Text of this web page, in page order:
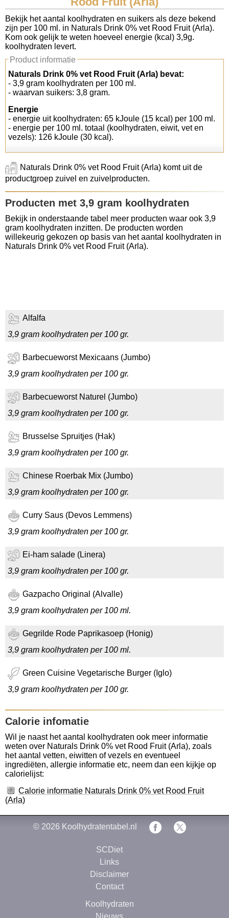
Koolhydraten tellen
Links
Bekijk het aantal koolhydraten en suikers als deze bekend
zijn per 100 ml. in Naturals Drink 0% vet Rood Fruit (Arla).
Kom ook gelijk te weten hoeveel energie (kcal) 3,9g.
koolhydraten levert.
Product informatie
Naturals Drink 0% vet Rood Fruit (Arla) bevat:
- 3,9 gram koolhydraten per 100 ml.
- waarvan suikers: 3,8 gram.
Energie
- energie uit koolhydraten: 65 kJoule (15 kcal) per 100 ml.
- energie per 100 ml. totaal (koolhydraten, eiwit, vet en
vezels): 126 kJoule (30 kcal).
Naturals Drink 0% vet Rood Fruit (Arla) komt uit de
productgroep zuivel en zuivelproducten.
Producten met 3,9 gram koolhydraten
Bekijk in onderstaande tabel meer producten waar ook 3,9
gram koolhydraten inzitten. De producten worden
willekeurig gekozen op basis van het aantal koolhydraten in
Naturals Drink 0% vet Rood Fruit (Arla).
Alfalfa
3,9 gram koolhydraten per 100 gr.
Barbecueworst Mexicaans (Jumbo)
3,9 gram koolhydraten per 100 gr.
Barbecueworst Naturel (Jumbo)
3,9 gram koolhydraten per 100 gr.
Brusselse Spruitjes (Hak)
3,9 gram koolhydraten per 100 gr.
Chinese Roerbak Mix (Jumbo)
3,9 gram koolhydraten per 100 gr.
Curry Saus (Devos Lemmens)
3,9 gram koolhydraten per 100 gr.
Ei-ham salade (Linera)
3,9 gram koolhydraten per 100 gr.
Gazpacho Original (Alvalle)
3,9 gram koolhydraten per 100 ml.
Gegrilde Rode Paprikasoep (Honig)
3,9 gram koolhydraten per 100 ml.
Green Cuisine Vegetarische Burger (Iglo)
3,9 gram koolhydraten per 100 gr.
Calorie infomatie
Wil je naast het aantal koolhydraten ook meer informatie
weten over Naturals Drink 0% vet Rood Fruit (Arla), zoals
het aantal vetten, eiwitten of vezels en eventueel
ingrediëten, allergie informatie etc, neem dan een kijkje op
calorielijst:
Calorie informatie Naturals Drink 0% vet Rood Fruit
(Arla)
© 2026 Koolhydratentabel.nl
SCDiet
Links
Disclaimer
Contact
Koolhydraten
Nieuws